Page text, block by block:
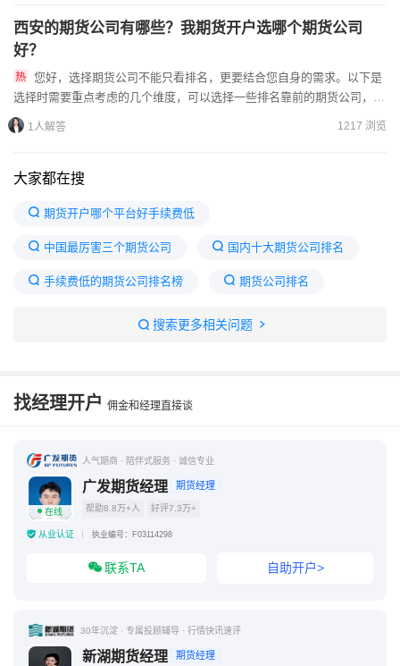
西安的期货公司有哪些？我期货开户选哪个期货公司
好？
选择时需要重点考虑的几个维度，可以选择一些排名靠前的期货公司，如
中国证监会每年会对期货公司进行分类评级，AA级是最高评级，代...
1人解答 1217 浏览
大家都在搜
期货开户哪个平台好手续费低
中国最厉害三个期货公司 国内十大期货公司排名
手续费低的期货公司排名榜 期货公司排名
期货开户该选哪个公司 期货开户条件
搜索更多相关问题
找经理开户 佣金和经理直接谈
人气期商 · 陪伴式服务 · 诚信专业
在线
广发期货经理 期货经理
帮助8.8万+人 好评7.3万+
从业认证 执业编号：F03114298
联系TA 自助开户>
30年沉淀 · 专属投顾辅导 · 行情快讯速评
新湖期货经理 期货经理